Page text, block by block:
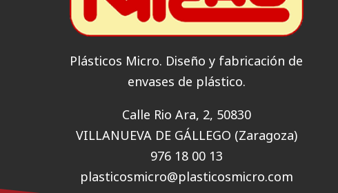
Plásticos Micro. Diseño y fabricación de
envases de plástico.
Calle Rio Ara, 2, 50830
VILLANUEVA DE GÁLLEGO (Zaragoza)
976 18 00 13
plasticosmicro@plasticosmicro.com